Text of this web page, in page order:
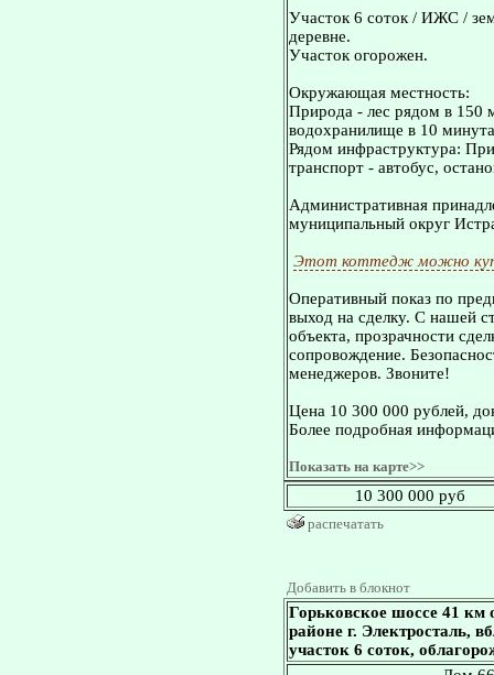
Участок 6 соток / ИЖС /
деревне.
Участок огорожен.
Окружающая местность:
Природа - лес рядом в 150
водохранилище в 10
Рядом инфраструктура:
транспорт - автобус,
Административная
муниципальный округ
Этот коттедж можно
Оперативный показ по
выход на сделку. С нашей
объекта, прозрачности
сопровождение.
менеджеров. Звоните!
Цена 10 300 000 рублей,
Более подробная
Показать на карте>>
10 300 000 руб
распечатать
Добавить в блокнот
Горьковское шоссе 41
районе г. Электросталь,
участок 6 соток,